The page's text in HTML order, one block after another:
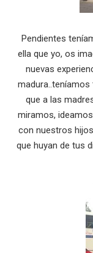
Pendientes
ella que yo, os
nuevas
que a las
miramos,
con nuestros
que huyan de tus